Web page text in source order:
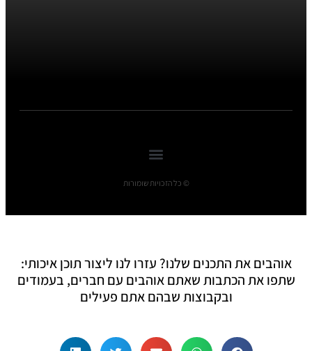
© כל הזכויות שומורות
אוהבים את התכנים שלנו? עזרו לנו ליצור תוכן איכותי:
שתפו את הכתבות שאתם אוהבים עם חברים, בעמודים
ובקבוצות שבהם אתם פעילים